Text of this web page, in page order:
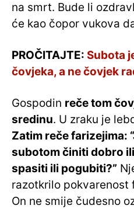
na smrt. Bude li
će kao čopor vukova
PROČITAJTE: Subota
čovjeka, a ne čovjek
Gospodin reče tom
sredinu. U zraku je
Zatim reče farizejima:
subotom činiti dobro
spasiti ili pogubiti?”
razotkrilo pokvarenost
On ne smije čudesno